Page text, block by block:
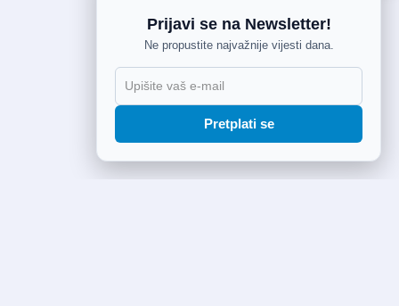
Prijavi se na Newsletter!
Ne propustite najvažnije vijesti dana.
Pretplati se